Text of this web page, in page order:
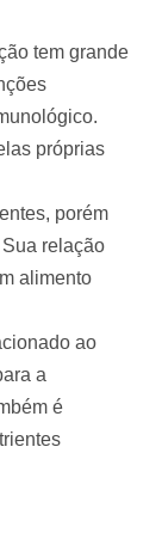
tem grande
próprias
porém
relação
alimento
ao
a
é